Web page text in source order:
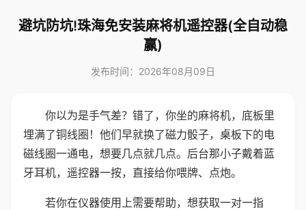
避坑防坑!珠海免安装麻将机遥控器(全自动稳
赢)
发布时间：2026年08月09日
你以为是手气差？错了，你坐的麻将机，底板里
埋满了铜线圈！他们早就换了磁力骰子，桌板下的电
磁线圈一通电，想要几点就几点。后台那小子戴着蓝
牙耳机，遥控器一按，直接给你喂牌、点炮。
若你在仪器使用上需要帮助，想获取一对一指